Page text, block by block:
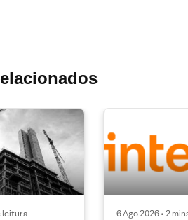
leitura 6 Ago 2026 • 2